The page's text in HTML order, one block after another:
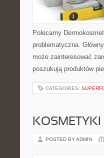
Polecamy
problematyczna.
może zainteresować
poszukują produktów
CATEGORIES:
POSTED BY ADMIN